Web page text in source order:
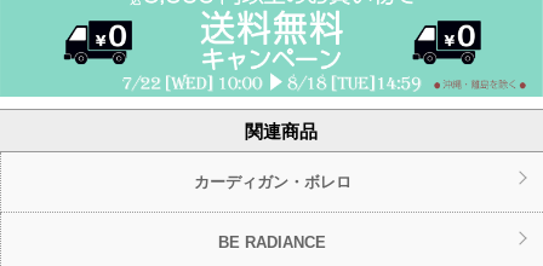
関連商品
カーディガン・ボレロ
BE RADIANCE